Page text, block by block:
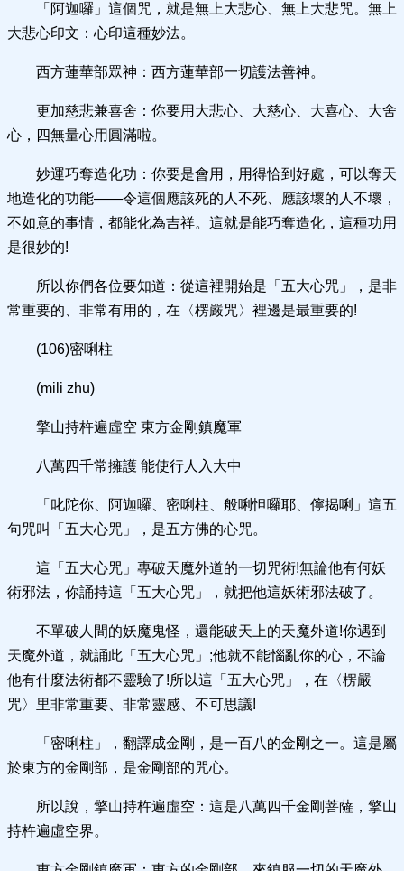
「阿迦囉」這個咒，就是無上大悲心、無上大悲咒。無上
大悲心印文：心印這種妙法。
西方蓮華部眾神：西方蓮華部一切護法善神。
更加慈悲兼喜舍：你要用大悲心、大慈心、大喜心、大舍
心，四無量心用圓滿啦。
妙運巧奪造化功：你要是會用，用得恰到好處，可以奪天
地造化的功能——令這個應該死的人不死、應該壞的人不壞，
不如意的事情，都能化為吉祥。這就是能巧奪造化，這種功用
是很妙的!
所以你們各位要知道：從這裡開始是「五大心咒」，是非
常重要的、非常有用的，在〈楞嚴咒〉裡邊是最重要的!
(106)密唎柱
(mili zhu)
擎山持杵遍虛空 東方金剛鎮魔軍
八萬四千常擁護 能使行人入大中
「叱陀你、阿迦囉、密唎柱、般唎怛囉耶、儜揭唎」這五
句咒叫「五大心咒」，是五方佛的心咒。
這「五大心咒」專破天魔外道的一切咒術!無論他有何妖
術邪法，你誦持這「五大心咒」，就把他這妖術邪法破了。
不單破人間的妖魔鬼怪，還能破天上的天魔外道!你遇到
天魔外道，就誦此「五大心咒」;他就不能惱亂你的心，不論
他有什麼法術都不靈驗了!所以這「五大心咒」，在〈楞嚴
咒〉里非常重要、非常靈感、不可思議!
「密唎柱」，翻譯成金剛，是一百八的金剛之一。這是屬
於東方的金剛部，是金剛部的咒心。
所以說，擎山持杵遍虛空：這是八萬四千金剛菩薩，擎山
持杵遍虛空界。